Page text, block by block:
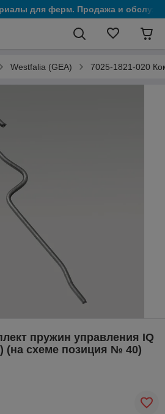
для ферм. Продажа и
Westfalia (GEA) 7025-1821-020
пружин управления IQ
(на схеме позиция № 40)